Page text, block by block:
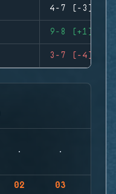
4-7 (-3)
9-8 (+1)
3-7 (-4)
02 03